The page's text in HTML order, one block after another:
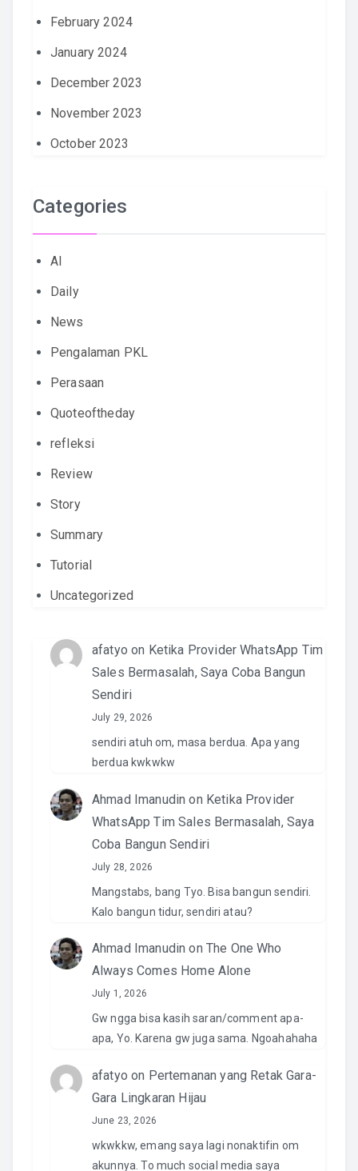
February 2024
January 2024
December 2023
November 2023
October 2023
Categories
AI
Daily
News
Pengalaman PKL
Perasaan
Quoteoftheday
refleksi
Review
Story
Summary
Tutorial
Uncategorized
afatyo on Ketika Provider WhatsApp Tim
Sales Bermasalah, Saya Coba Bangun
Sendiri
July 29, 2026
sendiri atuh om, masa berdua. Apa yang
berdua kwkwkw
Ahmad Imanudin on Ketika Provider
WhatsApp Tim Sales Bermasalah, Saya
Coba Bangun Sendiri
July 28, 2026
Mangstabs, bang Tyo. Bisa bangun sendiri.
Kalo bangun tidur, sendiri atau?
Ahmad Imanudin on The One Who
Always Comes Home Alone
July 1, 2026
Gw ngga bisa kasih saran/comment apa-
apa, Yo. Karena gw juga sama. Ngoahahaha
afatyo on Pertemanan yang Retak Gara-
Gara Lingkaran Hijau
June 23, 2026
wkwkkw, emang saya lagi nonaktifin om
akunnya. To much social media saya